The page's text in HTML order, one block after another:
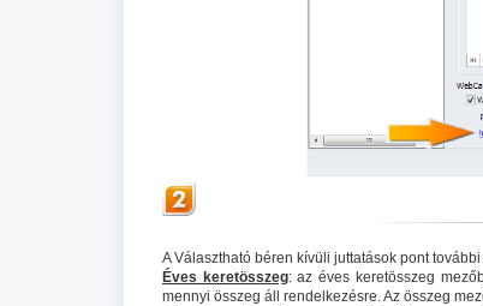
A Választható béren kívüli juttatások pont
Éves keretösszeg: az éves keretösszeg
mennyi összeg áll rendelkezésre. Az összeg